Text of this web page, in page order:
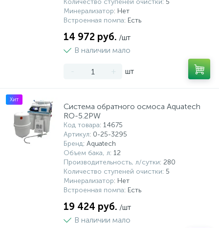
Расширительные баки для отопления и ГВС
Системы управления и принадлежности для
Насосы для бассейнов
Центробежные in-line насосы
Гофрированные нержавеющие системы
Теплоизоляция
Крепеж и аксессуары
Корпуса для механических фильтров
Гидроаккумуляторы (гидробаки) для систем
водоснабжения
Комплектующие для систем водоподготовки
Фильтры механической очистки
Фильтры под мойку
Количество ступеней очистки: 5
Минерализатор: Нет
Встроенная помпа: Есть
14 972 руб. /шт
В наличии мало
- + шт
Хит
Система обратного осмоса Aquatech
RO-5.2PW
Код товара: 14675
Артикул: 0-25-3295
Бренд: Aquatech
Объем бака, л: 12
Производительность, л/сутки: 280
Количество ступеней очистки: 5
Минерализатор: Нет
Встроенная помпа: Есть
19 424 руб. /шт
В наличии мало